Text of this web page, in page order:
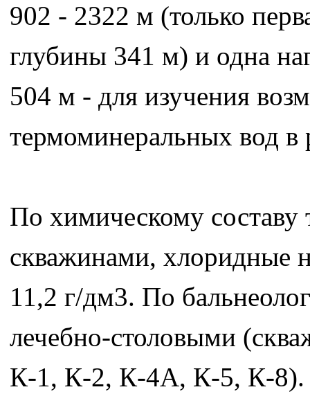
902 - 2322 м (только
глубины 341 м) и одна
504 м - для изучения
термоминеральных вод
По химическому
скважинами, хлоридные
11,2 г/дм3. По
лечебно-столовыми
К-1, К-2, К-4А, К-5, К-8).